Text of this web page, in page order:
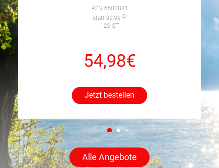
PZN 6680881
statt 92,99 2)
120 ST
54,98€
Jetzt bestellen
Alle Angebote